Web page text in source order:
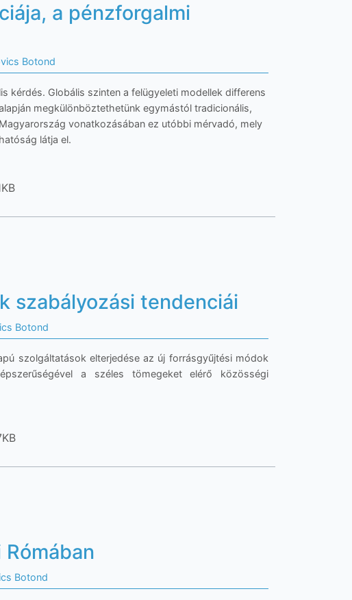
a pénzforgalmi
Botond
kérdés. Globális szinten a felügyeleti modellek differens
megkülönböztethetünk egymástól tradicionális,
vonatkozásában ez utóbbi mérvadó, mely
látja el.
szabályozási tendenciái
Botond
szolgáltatások elterjedése az új forrásgyűjtési módok
a széles tömegeket elérő közösségi
Botond